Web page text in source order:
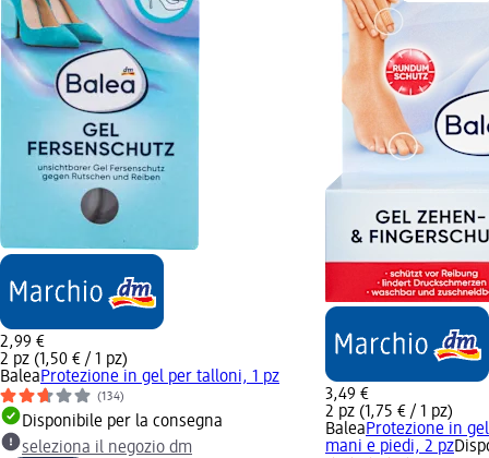
2,99 €
2 pz (1,50 € / 1 pz)
BaleaProtezione in gel per talloni, 1 pz
(134)
Disponibile per la consegna
seleziona il negozio dm
3,49 €
2 pz (1,75 € / 1 pz)
BaleaProtezione in
mani e piedi, 2 pz